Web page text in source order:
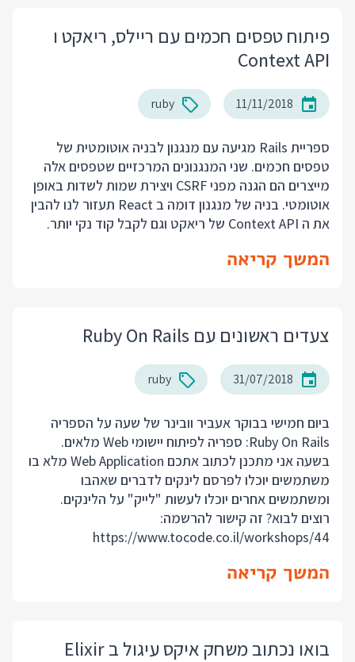
פיתוח טפסים חכמים עם ריילס, ריאקט ו
Context API
11/11/2018
ruby
ספריית Rails מגיעה עם מנגנון לבניה אוטומטית של
טפסים חכמים. שני המנגנונים המרכזיים שטפסים אלה
מייצרים הם הגנה מפני CSRF ויצירת שמות לשדות באופן
אוטומטי. בניה של מנגנון דומה ב React תעזור לנו להבין
את ה Context API של ריאקט וגם לקבל קוד נקי יותר.
המשך קריאה
צעדים ראשונים עם Ruby On Rails
31/07/2018
ruby
ביום חמישי בבוקר אעביר וובינר של שעה על הספריה
Ruby On Rails: ספריה לפיתוח יישומי Web מלאים.
בשעה אני מתכנן לכתוב אתכם Web Application מלא בו
משתמשים יוכלו לפרסם לינקים לדברים שאהבו
ומשתמשים אחרים יוכלו לעשות "לייק" על הלינקים.
רוצים לבוא? זה קישור להרשמה:
https://www.tocode.co.il/workshops/44
המשך קריאה
בואו נכתוב משחק איקס עיגול ב Elixir